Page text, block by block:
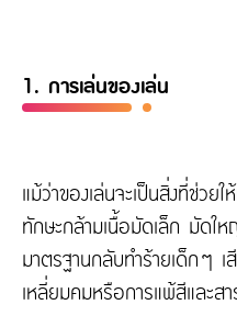
1. การเล่นของเล่น
แม้ว่าของเล่นจะเป็นสิ่งที่ช่ว
ทักษะกล้ามเนื้อมัดเล็ก มัดใ
มาตรฐานกลับทำร้ายเด็กๆ เ
เหลี่ยมคมหรือการแพ้สีและสา